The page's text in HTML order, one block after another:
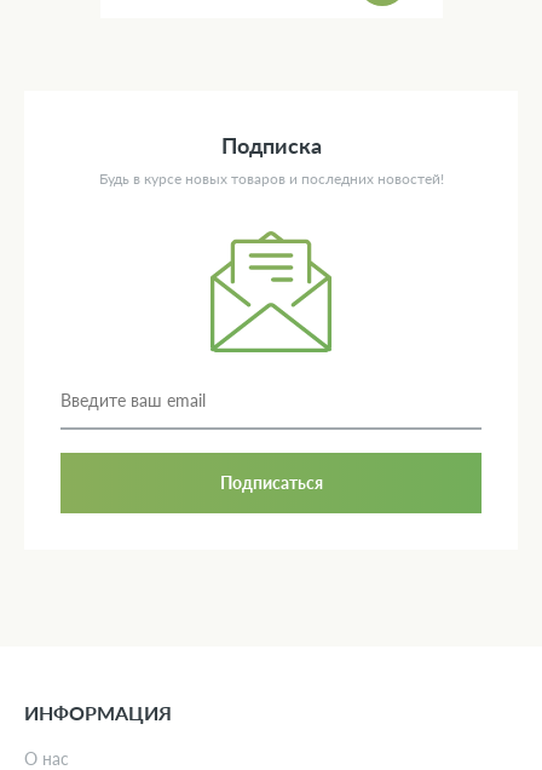
Подписка
Будь в курсе новых товаров и последних новостей!
Подписаться
ИНФОРМАЦИЯ
О нас